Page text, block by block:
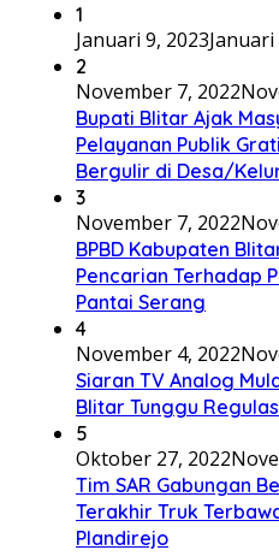
1
Januari 9, 2023Januari
2
November 7, 2022
Bupati Blitar Ajak
Pelayanan Publik
Bergulir di Desa/
3
November 7, 2022
BPBD Kabupaten
Pencarian Terhadap
Pantai Serang
4
November 4, 2022
Siaran TV Analog
Blitar Tunggu
5
Oktober 27, 2022
Tim SAR Gabungan
Terakhir Truk
Plandirejo